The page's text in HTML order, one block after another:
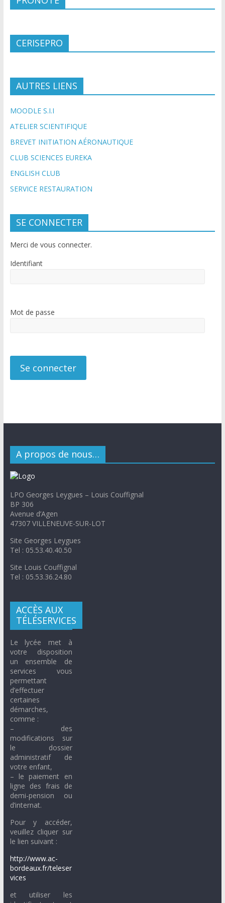
CERISEPRO
AUTRES LIENS
MOODLE S.I.I
ATELIER SCIENTIFIQUE
BREVET INITIATION AÉRONAUTIQUE
CLUB SCIENCES EUREKA
ENGLISH CLUB
SERVICE RESTAURATION
SE CONNECTER
Merci de vous connecter.
Identifiant
Mot de passe
A propos de nous…
LPO Georges Leygues – Louis Couffignal
BP 306
Avenue d’Agen
47307 VILLENEUVE-SUR-LOT
Site Georges Leygues
Tel : 05.53.40.40.50
Site Louis Couffignal
Tel : 05.53.36.24.80
ACCÈS AUX
TÉLÉSERVICES
Le lycée met à
votre disposition
un ensemble de
services vous
permettant
d’effectuer
certaines
démarches,
comme :
– des
modifications sur
le dossier
administratif de
votre enfant,
– le paiement en
ligne des frais de
demi-pension ou
d’internat.
Pour y accéder,
veuillez cliquer sur
le lien suivant :
http://www.ac-
bordeaux.fr/teleser
vices
et utiliser les